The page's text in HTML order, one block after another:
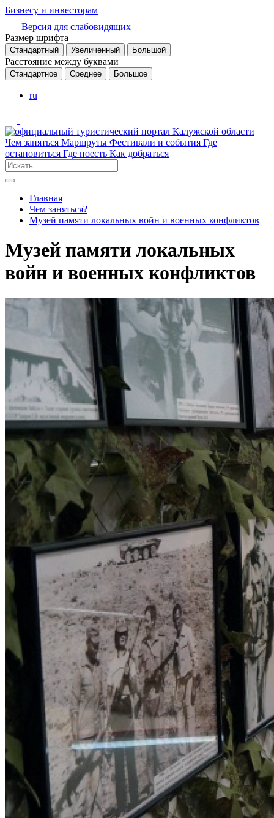
Бизнесу и инвесторам
Версия для слабовидящих
Размер шрифта
Стандартный Увеличенный Большой
Расстояние между буквами
Стандартное Среднее Большое
ru
Чем заняться Маршруты Фестивали и события Где
остановиться Где поесть Как добраться
Главная
Чем заняться?
Музей памяти локальных войн и военных конфликтов
Музей памяти локальных
войн и военных конфликтов